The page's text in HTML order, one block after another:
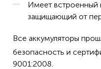
Имеет встроенный
защищающий от
Все аккумуляторы
безопасность и
9001:2008.